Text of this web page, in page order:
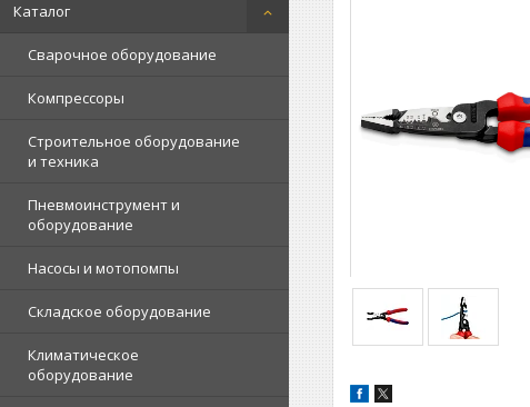
Каталог
Сварочное оборудование
Компрессоры
Строительное оборудование
и техника
Пневмоинструмент и
оборудование
Насосы и мотопомпы
Складское оборудование
Климатическое
оборудование